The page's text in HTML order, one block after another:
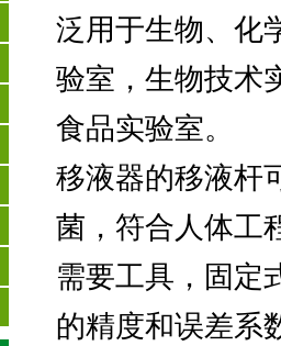
泛用于生物、化
验室，生物技术
食品实验室。
移液器的移液杆
菌，符合人体工
需要工具，固定
的精度和误差系